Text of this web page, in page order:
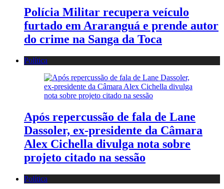
Polícia Militar recupera veículo
furtado em Araranguá e prende autor
do crime na Sanga da Toca
Política
Após repercussão de fala de Lane
Dassoler, ex-presidente da Câmara
Alex Cichella divulga nota sobre
projeto citado na sessão
Política